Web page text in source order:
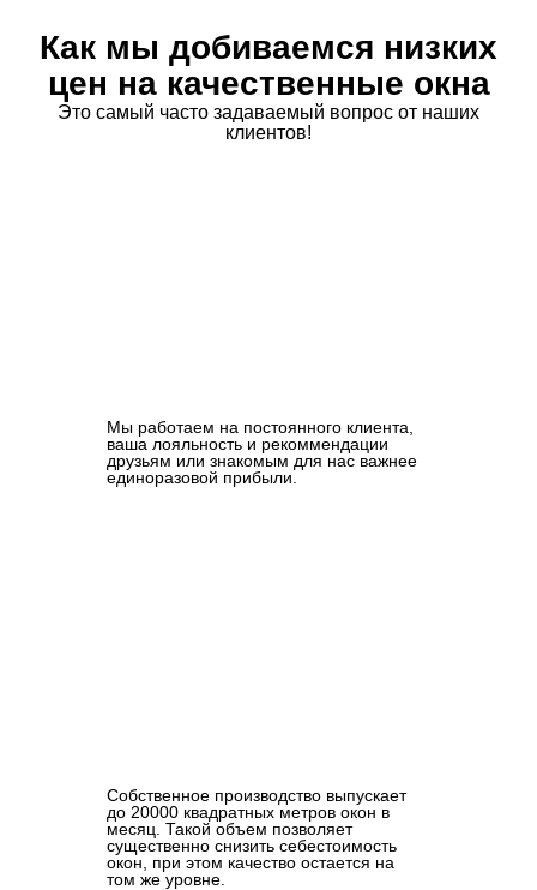
Как мы добиваемся низких
цен на качественные окна
Это самый часто задаваемый вопрос от наших
клиентов!
Мы работаем на постоянного клиента,
ваша лояльность и рекоммендации
друзьям или знакомым для нас важнее
единоразовой прибыли.
Собственное производство выпускает
до 20000 квадратных метров окон в
месяц. Такой объем позволяет
существенно снизить себестоимость
окон, при этом качество остается на
том же уровне.